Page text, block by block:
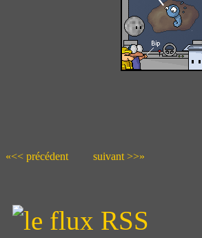
«<< précédent suivant >>»